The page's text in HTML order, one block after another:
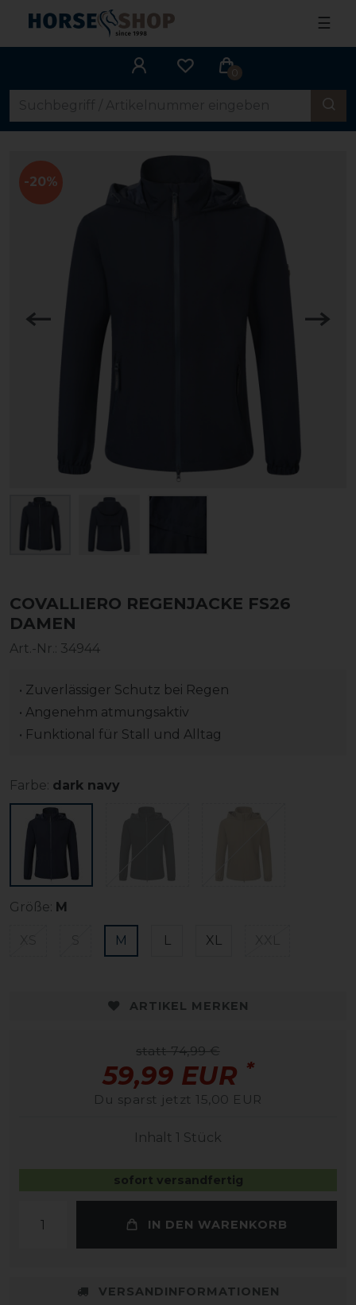
☰
0
-20%
COVALLIERO REGENJACKE FS26
DAMEN
Art.-Nr.: 34944
• Zuverlässiger Schutz bei Regen
• Angenehm atmungsaktiv
• Funktional für Stall und Alltag
Farbe: dark navy
Größe: M
M L XL
ARTIKEL MERKEN
statt 74,99 €
59,99 EUR *
Du sparst jetzt 15,00 EUR
Inhalt 1 Stück
sofort versandfertig
IN DEN WARENKORB
VERSANDINFORMATIONEN